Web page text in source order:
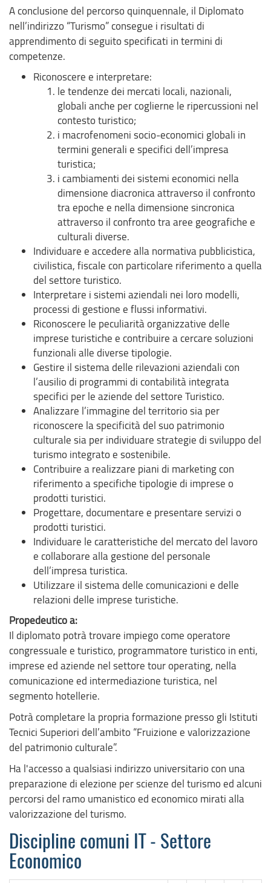
A conclusione del percorso quinquennale, il Diplomato
nell’indirizzo “Turismo” consegue i risultati di
apprendimento di seguito specificati in termini di
competenze.
Riconoscere e interpretare:
le tendenze dei mercati locali, nazionali,
globali anche per coglierne le ripercussioni nel
contesto turistico;
i macrofenomeni socio-economici globali in
termini generali e specifici dell’impresa
turistica;
i cambiamenti dei sistemi economici nella
dimensione diacronica attraverso il confronto
tra epoche e nella dimensione sincronica
attraverso il confronto tra aree geografiche e
culturali diverse.
Individuare e accedere alla normativa pubblicistica,
civilistica, fiscale con particolare riferimento a quella
del settore turistico.
Interpretare i sistemi aziendali nei loro modelli,
processi di gestione e flussi informativi.
Riconoscere le peculiarità organizzative delle
imprese turistiche e contribuire a cercare soluzioni
funzionali alle diverse tipologie.
Gestire il sistema delle rilevazioni aziendali con
l’ausilio di programmi di contabilità integrata
specifici per le aziende del settore Turistico.
Analizzare l’immagine del territorio sia per
riconoscere la specificità del suo patrimonio
culturale sia per individuare strategie di sviluppo del
turismo integrato e sostenibile.
Contribuire a realizzare piani di marketing con
riferimento a specifiche tipologie di imprese o
prodotti turistici.
Progettare, documentare e presentare servizi o
prodotti turistici.
Individuare le caratteristiche del mercato del lavoro
e collaborare alla gestione del personale
dell’impresa turistica.
Utilizzare il sistema delle comunicazioni e delle
relazioni delle imprese turistiche.
Propedeutico a:
Il diplomato potrà trovare impiego come operatore
congressuale e turistico, programmatore turistico in enti,
imprese ed aziende nel settore tour operating, nella
comunicazione ed intermediazione turistica, nel
segmento hotellerie.
Potrà completare la propria formazione presso gli Istituti
Tecnici Superiori dell’ambito “Fruizione e valorizzazione
del patrimonio culturale”.
Ha l'accesso a qualsiasi indirizzo universitario con una
preparazione di elezione per scienze del turismo ed alcuni
percorsi del ramo umanistico ed economico mirati alla
valorizzazione del turismo.
Discipline comuni IT - Settore
Economico